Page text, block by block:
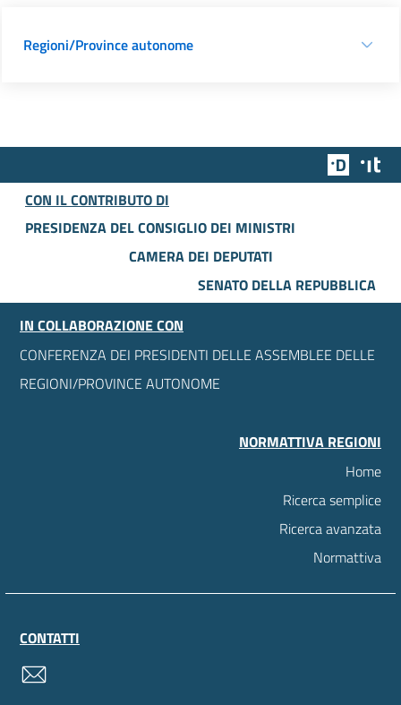
Regioni/Province autonome
Team
CON IL CONTRIBUTO DI
PRESIDENZA DEL CONSIGLIO DEI MINISTRI
CAMERA DEI DEPUTATI
SENATO DELLA REPUBBLICA
IN COLLABORAZIONE CON
CONFERENZA DEI PRESIDENTI DELLE ASSEMBLEE DELLE
REGIONI/PROVINCE AUTONOME
NORMATTIVA REGIONI
Home
Ricerca semplice
Ricerca avanzata
Normattiva
CONTATTI